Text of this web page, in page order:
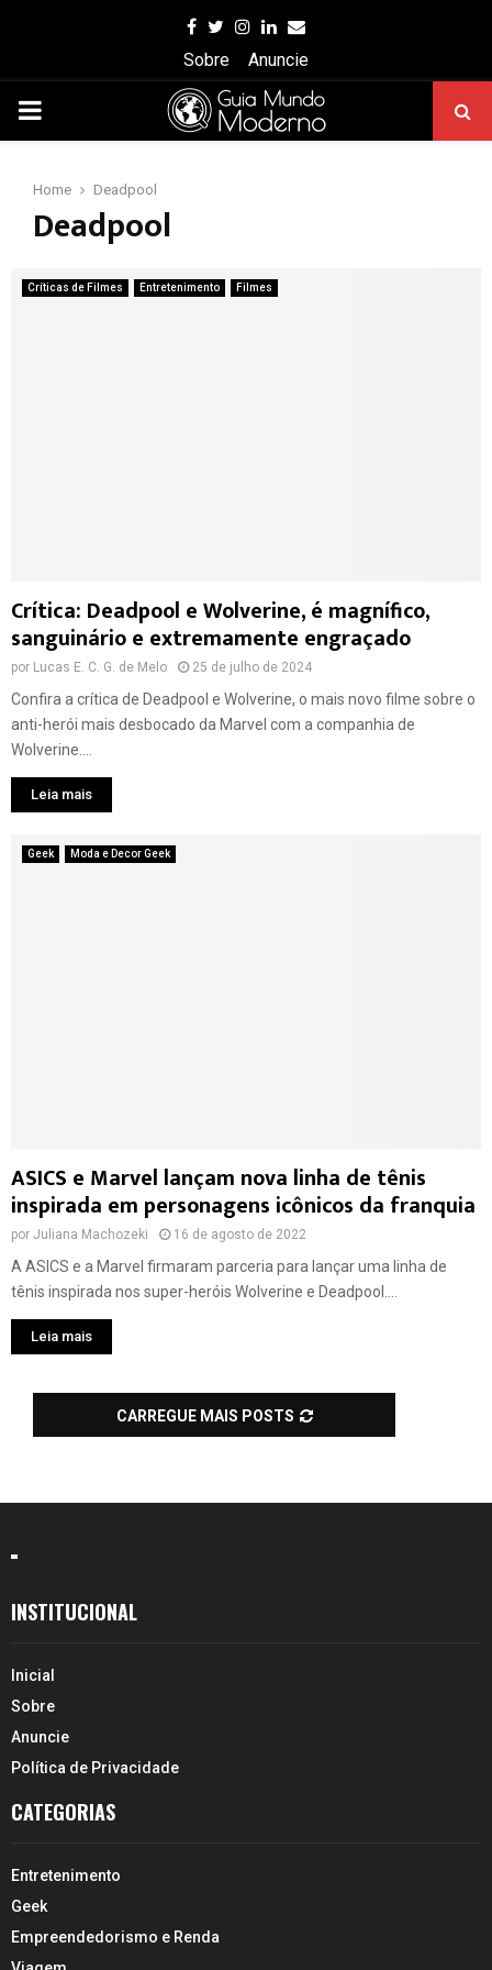
Facebook
Twitter
Instagram
Linkedin
Email
Sobre
Anuncie
PRIMARY
Home Deadpool
Deadpool
Críticas de Filmes Entretenimento Filmes
Crítica: Deadpool e Wolverine, é magnífico,
sanguinário e extremamente engraçado
por Lucas E. C. G. de Melo 25 de julho de 2024
Confira a crítica de Deadpool e Wolverine, o mais novo filme sobre o
anti-herói mais desbocado da Marvel com a companhia de
Wolverine....
Leia mais
Geek Moda e Decor Geek
ASICS e Marvel lançam nova linha de tênis
inspirada em personagens icônicos da franquia
por Juliana Machozeki 16 de agosto de 2022
A ASICS e a Marvel firmaram parceria para lançar uma linha de
tênis inspirada nos super-heróis Wolverine e Deadpool....
Leia mais
CARREGUE MAIS POSTS
INSTITUCIONAL
Inicial
Sobre
Anuncie
Política de Privacidade
CATEGORIAS
Entretenimento
Geek
Empreendedorismo e Renda